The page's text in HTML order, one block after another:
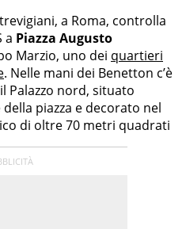
a Roma, controlla
a Piazza Augusto
Marzio, uno dei quartieri
. Nelle mani dei Benetton c’è
Palazzo nord, situato
piazza e decorato nel
di oltre 70 metri quadrati